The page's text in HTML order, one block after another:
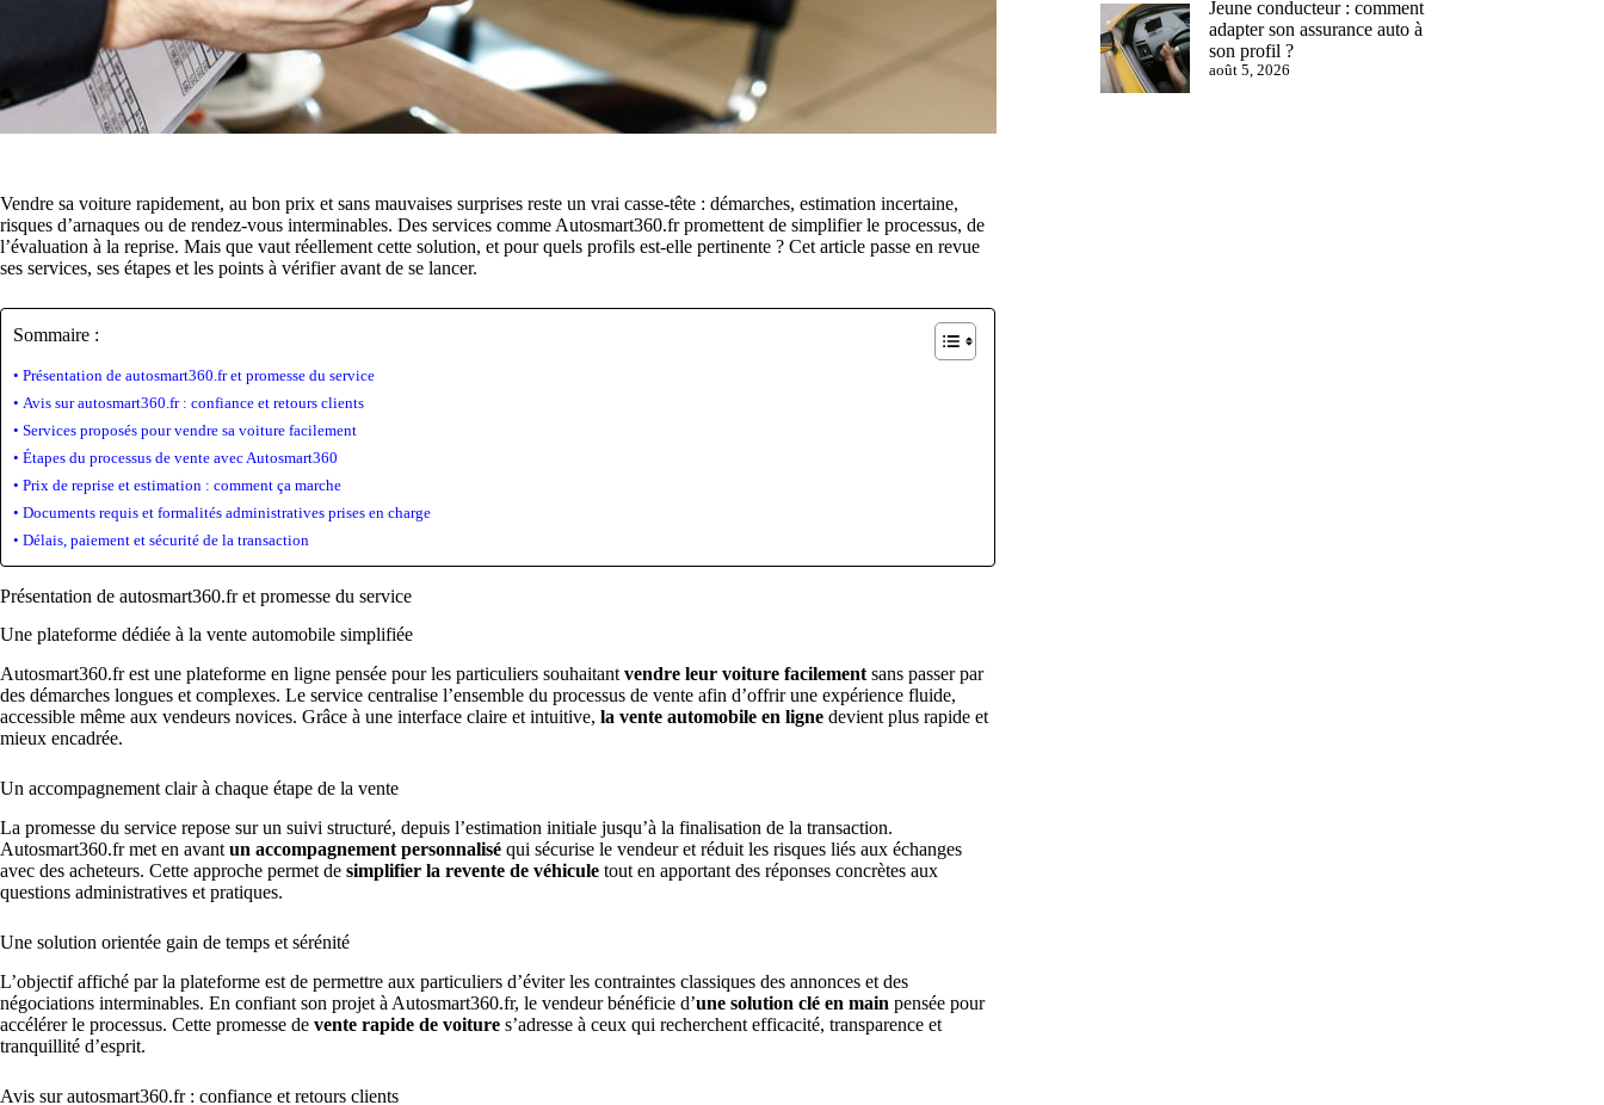
Vendre sa voiture rapidement, au bon prix et sans mauvaises surprises reste un vrai casse-tête : démarches, estimation incertaine,
risques d’arnaques ou de rendez-vous interminables. Des services comme Autosmart360.fr promettent de simplifier le processus, de
l’évaluation à la reprise. Mais que vaut réellement cette solution, et pour quels profils est-elle pertinente ? Cet article passe en revue
ses services, ses étapes et les points à vérifier avant de se lancer.
Sommaire :
Présentation de autosmart360.fr et promesse du service
Avis sur autosmart360.fr : confiance et retours clients
Services proposés pour vendre sa voiture facilement
Étapes du processus de vente avec Autosmart360
Prix de reprise et estimation : comment ça marche
Documents requis et formalités administratives prises en charge
Délais, paiement et sécurité de la transaction
Présentation de autosmart360.fr et promesse du service
Une plateforme dédiée à la vente automobile simplifiée
Autosmart360.fr est une plateforme en ligne pensée pour les particuliers souhaitant vendre leur voiture facilement sans passer par
des démarches longues et complexes. Le service centralise l’ensemble du processus de vente afin d’offrir une expérience fluide,
accessible même aux vendeurs novices. Grâce à une interface claire et intuitive, la vente automobile en ligne devient plus rapide et
mieux encadrée.
Un accompagnement clair à chaque étape de la vente
La promesse du service repose sur un suivi structuré, depuis l’estimation initiale jusqu’à la finalisation de la transaction.
Autosmart360.fr met en avant un accompagnement personnalisé qui sécurise le vendeur et réduit les risques liés aux échanges
avec des acheteurs. Cette approche permet de simplifier la revente de véhicule tout en apportant des réponses concrètes aux
questions administratives et pratiques.
Une solution orientée gain de temps et sérénité
L’objectif affiché par la plateforme est de permettre aux particuliers d’éviter les contraintes classiques des annonces et des
négociations interminables. En confiant son projet à Autosmart360.fr, le vendeur bénéficie d’une solution clé en main pensée pour
accélérer le processus. Cette promesse de vente rapide de voiture s’adresse à ceux qui recherchent efficacité, transparence et
tranquillité d’esprit.
Avis sur autosmart360.fr : confiance et retours clients
Jeune conducteur : comment
adapter son assurance auto à
son profil ?
août 5, 2026